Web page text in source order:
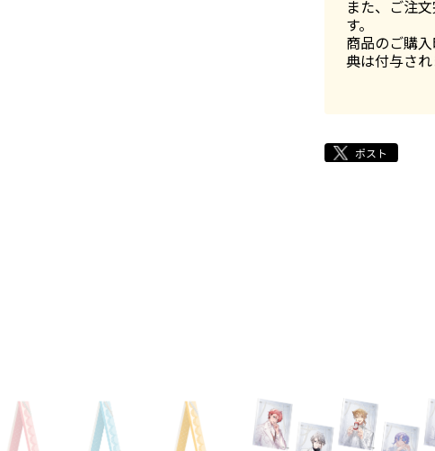
また、ご注
す。
商品のご購
典は付与され